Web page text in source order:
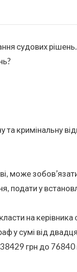
судових рішень.
кримінальну
може
подати у
на керівника
у сумі від
грн до 76840